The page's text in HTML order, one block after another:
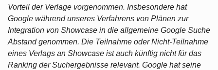
Vorteil der Verlage vorgenommen. Insbesondere hat
Google während unseres Verfahrens von Plänen zur
Integration von Showcase in die allgemeine Google Suche
Abstand genommen. Die Teilnahme oder Nicht-Teilnahme
eines Verlags an Showcase ist auch künftig nicht für das
Ranking der Suchergebnisse relevant. Google hat seine